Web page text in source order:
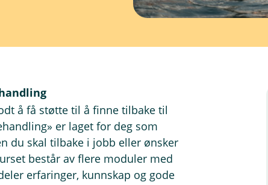
å få støtte til å finne tilbake til
er laget for deg som
du skal tilbake i jobb eller ønsker
består av flere moduler med
erfaringer, kunnskap og gode